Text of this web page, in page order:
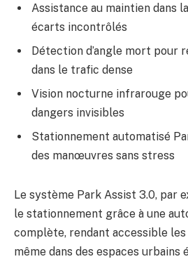
Assistance au maintien dans
écarts incontrôlés
Détection d’angle mort pour
dans le trafic dense
Vision nocturne infrarouge
dangers invisibles
Stationnement automatisé
des manœuvres sans stress
Le système Park Assist 3.0, par
le stationnement grâce à une
complète, rendant accessible
même dans des espaces